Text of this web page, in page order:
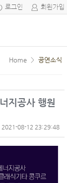
로그인 회원가입
Home > 공연소식
지공사 행원
2021-08-12 23:29:48